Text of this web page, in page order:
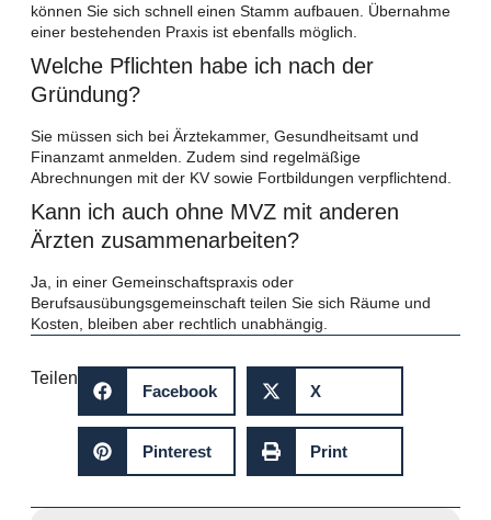
können Sie sich schnell einen Stamm aufbauen. Übernahme
einer bestehenden Praxis ist ebenfalls möglich.
Welche Pflichten habe ich nach der
Gründung?
Sie müssen sich bei Ärztekammer, Gesundheitsamt und
Finanzamt anmelden. Zudem sind regelmäßige
Abrechnungen mit der KV sowie Fortbildungen verpflichtend.
Kann ich auch ohne MVZ mit anderen
Ärzten zusammenarbeiten?
Ja, in einer Gemeinschaftspraxis oder
Berufsausübungsgemeinschaft teilen Sie sich Räume und
Kosten, bleiben aber rechtlich unabhängig.
Teilen
Facebook X
Pinterest Print